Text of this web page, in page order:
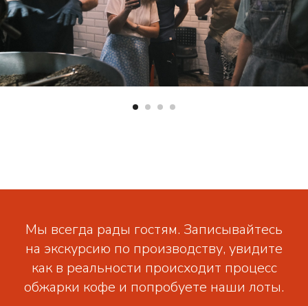
Мы всегда рады гостям. Записывайтесь
на экскурсию по производству, увидите
как в реальности происходит процесс
обжарки кофе и попробуете наши лоты.